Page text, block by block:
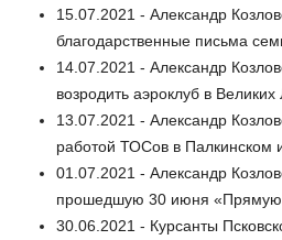
15.07.2021 - Александр
благодарственные письма
14.07.2021 - Александр
возродить аэроклуб в Великих
13.07.2021 - Александр
работой ТОСов в Палкинском
01.07.2021 - Александр
прошедшую 30 июня «Прямую
30.06.2021 - Курсанты